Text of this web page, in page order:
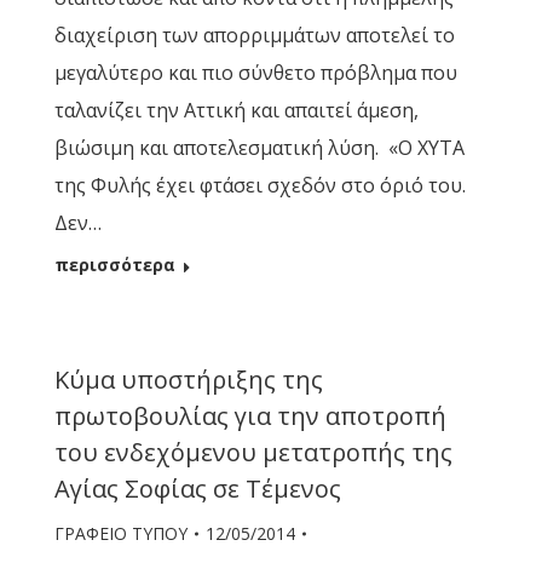
διαχείριση των απορριμμάτων αποτελεί το
μεγαλύτερο και πιο σύνθετο πρόβλημα που
ταλανίζει την Αττική και απαιτεί άμεση,
βιώσιμη και αποτελεσματική λύση. «Ο ΧΥΤΑ
της Φυλής έχει φτάσει σχεδόν στο όριό του.
Δεν…
περισσότερα
Κύμα υποστήριξης της
πρωτοβουλίας για την αποτροπή
του ενδεχόμενου μετατροπής της
Αγίας Σοφίας σε Τέμενος
ΓΡΑΦΕΙΟ ΤΥΠΟΥ 12/05/2014